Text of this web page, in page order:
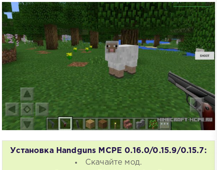
Установка Handguns MCPE 0.16.0/0.15.9/0.15.7:
Скачайте мод.